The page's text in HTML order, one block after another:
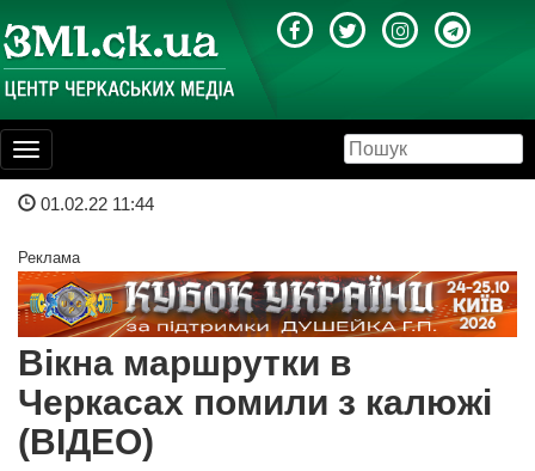
Toggle
navigation
01.02.22 11:44
Реклама
Вікна маршрутки в
Черкасах помили з калюжі
(ВІДЕО)